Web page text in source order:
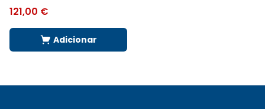
121,00 €
Adicionar